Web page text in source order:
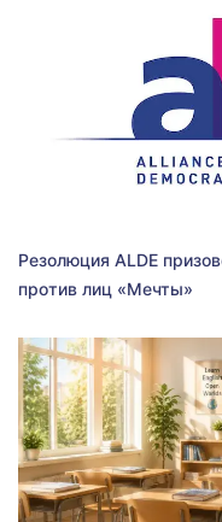
Резолюция ALDE
против лиц «Мечты»